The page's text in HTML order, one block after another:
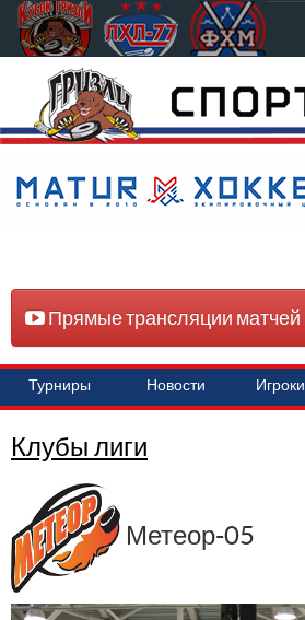
Прямые трансляции матчей
Турниры Новости Игроки
Клубы лиги
Метеор-05